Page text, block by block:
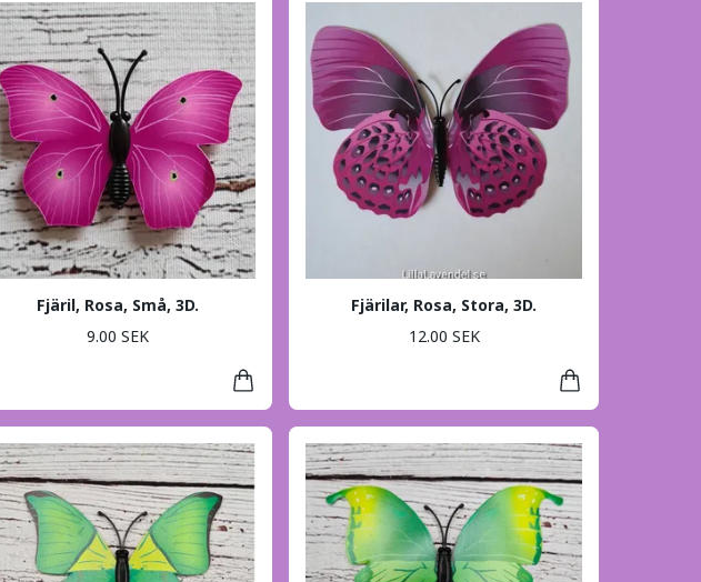
Fjäril, Rosa, Små, 3D.
9.00 SEK
Fjärilar, Rosa, Stora, 3D.
12.00 SEK